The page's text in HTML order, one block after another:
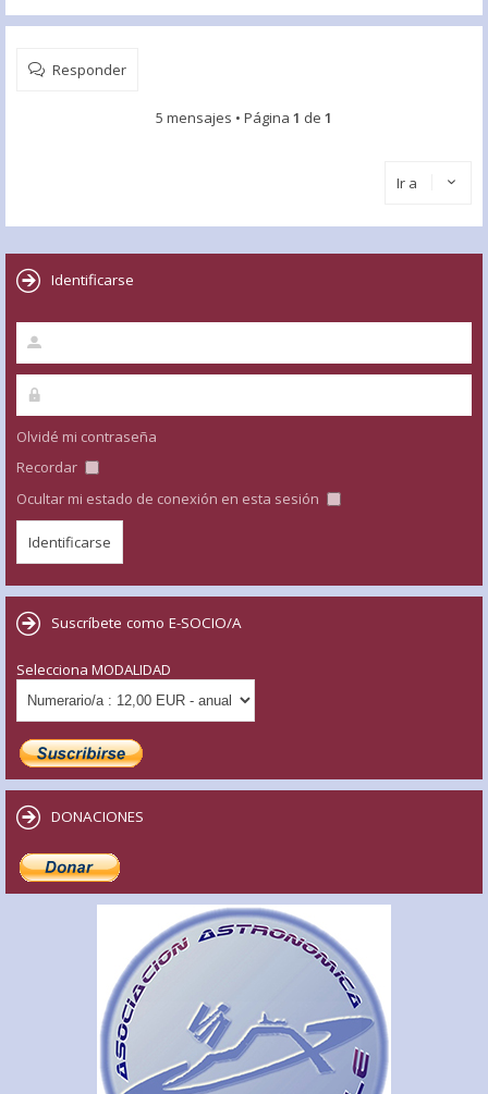
Responder
5 mensajes • Página 1 de 1
Ir a
Identificarse
Olvidé mi contraseña
Recordar
Ocultar mi estado de conexión en esta sesión
Suscríbete como E-SOCIO/A
Selecciona MODALIDAD
DONACIONES